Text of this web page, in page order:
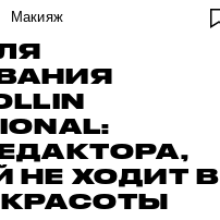
Макияж
НЕ ХОДИТ В